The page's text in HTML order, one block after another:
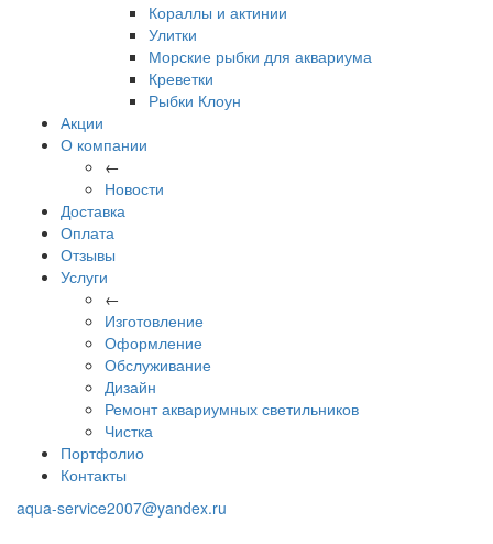
Кораллы и актинии
Улитки
Морские рыбки для аквариума
Креветки
Рыбки Клоун
Акции
О компании
←
Новости
Доставка
Оплата
Отзывы
Услуги
←
Изготовление
Оформление
Обслуживание
Дизайн
Ремонт аквариумных светильников
Чистка
Портфолио
Контакты
aqua-service2007@yandex.ru